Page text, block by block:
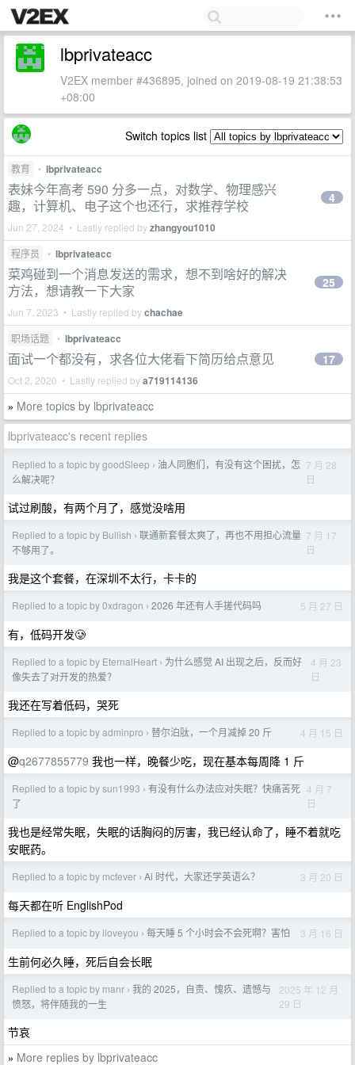
lbprivateacc
V2EX member #436895, joined on 2019-08-19 21:38:53
+08:00
Switch topics list
教育 • lbprivateacc
表妹今年高考 590 分多一点，对数学、物理感兴
趣，计算机、电子这个也还行，求推荐学校
Jun 27, 2024 • Lastly replied byzhangyou1010
4
程序员 • lbprivateacc
菜鸡碰到一个消息发送的需求，想不到啥好的解决
方法，想请教一下大家
Jun 7, 2023 • Lastly replied bychachae
25
职场话题 • lbprivateacc
面试一个都没有，求各位大佬看下简历给点意见
Oct 2, 2020 • Lastly replied bya719114136
17
» More topics by lbprivateacc
lbprivateacc's recent replies
Replied to a topic by goodSleep › 油人同胞们，有没有这个困扰，怎
么解决呢？
7 月 28
日
试过刷酸，有两个月了，感觉没啥用
Replied to a topic by Bullish › 联通新套餐太爽了，再也不用担心流量
不够用了。
7 月 17
日
我是这个套餐，在深圳不太行，卡卡的
Replied to a topic by 0xdragon › 2026 年还有人手搓代码吗 5 月 27 日
有，低码开发🥲
Replied to a topic by EternalHeart › 为什么感觉 AI 出现之后，反而好
像失去了对开发的热爱？
4 月 23
日
我还在写着低码，哭死
Replied to a topic by adminpro › 替尔泊肽，一个月减掉 20 斤 4 月 15 日
@q2677855779 我也一样，晚餐少吃，现在基本每周降 1 斤
Replied to a topic by sun1993 › 有没有什么办法应对失眠？快痛苦死
了
4 月 7
日
我也是经常失眠，失眠的话胸闷的厉害，我已经认命了，睡不着就吃
安眠药。
Replied to a topic by mcfever › Ai 时代，大家还学英语么？ 3 月 20 日
每天都在听 EnglishPod
Replied to a topic by iloveyou › 每天睡 5 个小时会不会死啊？害怕 3 月 16 日
生前何必久睡，死后自会长眠
Replied to a topic by manr › 我的 2025，自责、愧疚、遗憾与
愤怒，将伴随我的一生
2025 年 12 月
29 日
节哀
» More replies by lbprivateacc